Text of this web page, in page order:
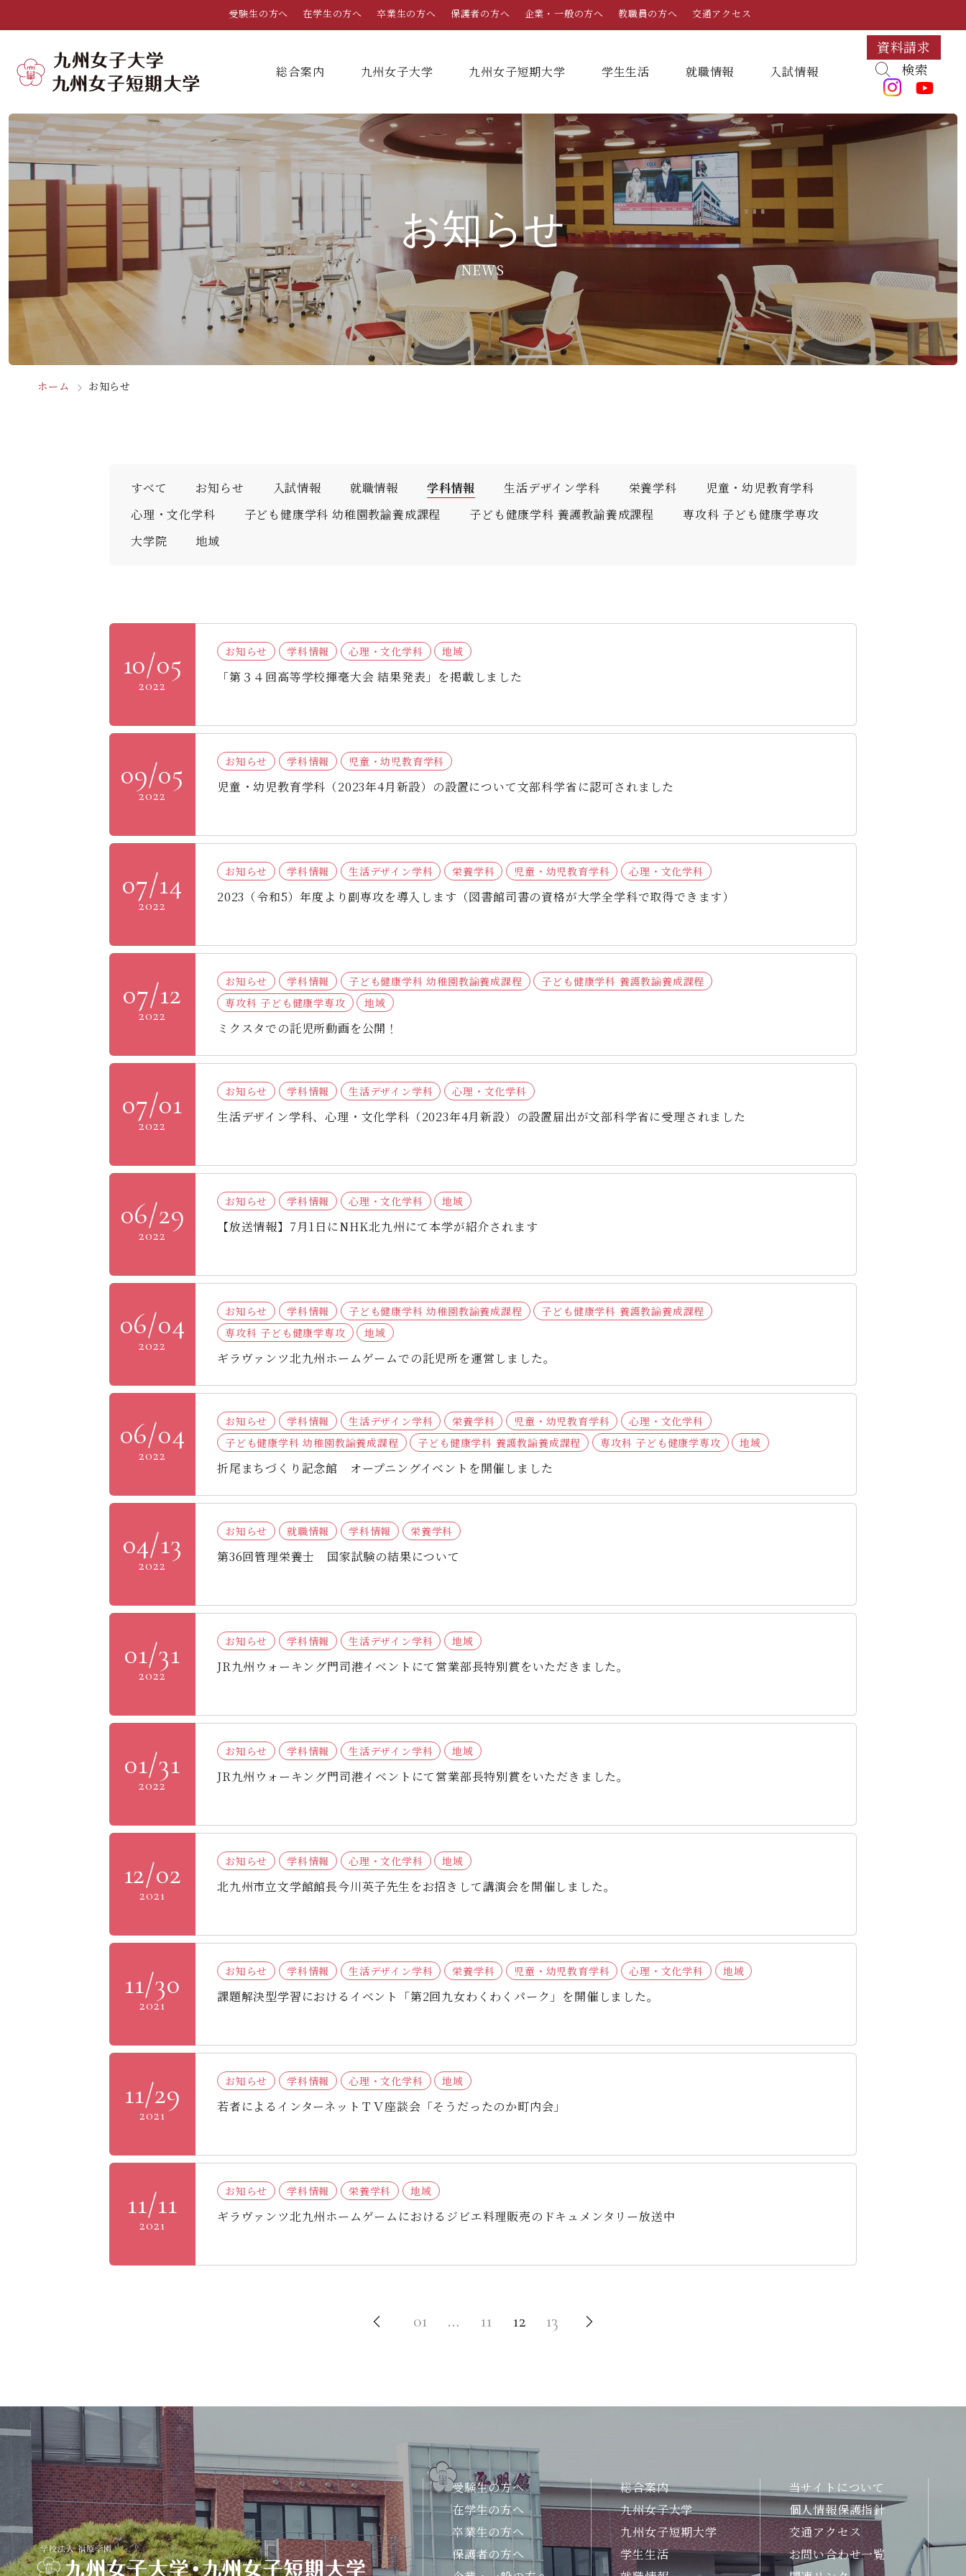
受験生の方へ 在学生の方へ 卒業生の方へ 保護者の方へ 企業・一般の方へ 教職員の方へ 交通アクセス
総合案内
学長メッセージ キャンパスマップ・施設紹介
教育理念・学則 組織・教員数・学生数
沿革
採用情報 デジタルパンフレット
学部・学科
九州女子大学
家政学部
生活デザイン学科
栄養学科［管理栄養士課程］
人間科学部
児童・幼児教育学科（旧 人間発達学科 人間発達学専攻）
心理・文化学科（旧 人間発達学科 人間基礎学専攻）
教員検索
学部・学科
九州女子短期大学
子ども健康学科
幼稚園教諭養成課程
養護教諭養成課程
専攻科
子ども健康学専攻
学生生活
キャンパスカレンダー 学納金
奨学金 寮・一人暮らし
学友会（サークル紹介） 大学イベント
学生サポート
就職情報
就職活動年間スケジュール 就職対策講座・ガイダンス
就職・キャリア支援 就職に強いKYUJO
免許・資格一覧
北九州市の企業情報・求人情報 就職なんでも相談窓口
入試情報
入学試験要項・提出書類 入試日程・科目
出願方法 デジタルパンフレット
入学定員・選抜区分別募集定員 入学試験問題
オープンキャンパス WEB相談会
総合案内 九州女子大学 九州女子短期大学 学⽣⽣活 就職情報 ⼊試情報
資料請求
検索
お知らせ
NEWS
ホーム お知らせ
すべて お知らせ ⼊試情報 就職情報 学科情報 生活デザイン学科 栄養学科
児童・幼児教育学科
心理・文化学科
子ども健康学科 幼稚園教諭養成課程 子ども健康学科 養護教諭養成課程
専攻科 子ども健康学専攻
大学院
地域
10/05
2022
お知らせ 学科情報 心理・文化学科 地域
「第３４回高等学校揮毫大会 結果発表」を掲載しました
09/05
2022
お知らせ 学科情報 児童・幼児教育学科
児童・幼児教育学科（2023年4月新設）の設置について文部科学省に認可されました
07/14
2022
お知らせ 学科情報 生活デザイン学科 栄養学科 児童・幼児教育学科 心理・文化学科
2023（令和5）年度より副専攻を導入します（図書館司書の資格が大学全学科で取得できます）
07/12
2022
お知らせ 学科情報 子ども健康学科 幼稚園教諭養成課程
子ども健康学科 養護教諭養成課程
専攻科 子ども健康学専攻
地域
ミクスタでの託児所動画を公開！
07/01
2022
お知らせ 学科情報 生活デザイン学科 心理・文化学科
生活デザイン学科、心理・文化学科（2023年4月新設）の設置届出が文部科学省に受理されました
06/29
2022
お知らせ 学科情報 心理・文化学科 地域
【放送情報】7月1日にNHK北九州にて本学が紹介されます
06/04
2022
お知らせ 学科情報 子ども健康学科 幼稚園教諭養成課程
子ども健康学科 養護教諭養成課程
専攻科 子ども健康学専攻
地域
ギラヴァンツ北九州ホームゲームでの託児所を運営しました。
06/04
2022
お知らせ 学科情報 生活デザイン学科 栄養学科 児童・幼児教育学科
心理・文化学科
子ども健康学科 幼稚園教諭養成課程
子ども健康学科 養護教諭養成課程 専攻科 子ども健康学専攻 地域
折尾まちづくり記念館 オープニングイベントを開催しました
04/13
2022
お知らせ 就職情報 学科情報 栄養学科
第36回管理栄養士 国家試験の結果について
01/31
2022
お知らせ 学科情報 生活デザイン学科 地域
JR九州ウォーキング門司港イベントにて営業部長特別賞をいただきました。
01/31
2022
お知らせ 学科情報 生活デザイン学科 地域
JR九州ウォーキング門司港イベントにて営業部長特別賞をいただきました。
12/02
2021
お知らせ 学科情報 心理・文化学科 地域
北九州市立文学館館長今川英子先生をお招きして講演会を開催しました。
11/30
2021
お知らせ 学科情報 生活デザイン学科 栄養学科 児童・幼児教育学科 心理・文化学科 地域
課題解決型学習におけるイベント「第2回九女わくわくパーク」を開催しました。
11/29
2021
お知らせ 学科情報 心理・文化学科 地域
若者によるインターネットＴＶ座談会「そうだったのか町内会」
11/11
2021
お知らせ 学科情報 栄養学科 地域
ギラヴァンツ北九州ホームゲームにおけるジビエ料理販売のドキュメンタリー放送中
01 … 11 12 13
受験生の方へ
在学生の方へ
卒業生の方へ
保護者の方へ
総合案内
九州女子大学
九州女子短期大学
学生生活
当サイトについて
個人情報保護指針
交通アクセス
お問い合わせ一覧